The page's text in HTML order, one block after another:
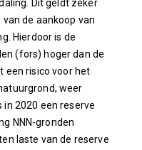
Dit geldt zeker
de aankoop van
Hierdoor is de
(fors) hoger dan de
een risico voor het
weer
2020 een reserve
NNN-gronden
laste van de reserve